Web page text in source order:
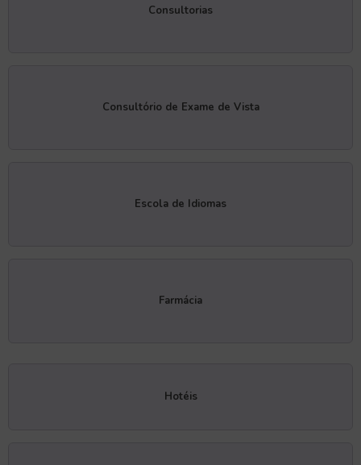
Consultorias
Consultório de Exame de Vista
Escola de Idiomas
Farmácia
Hotéis